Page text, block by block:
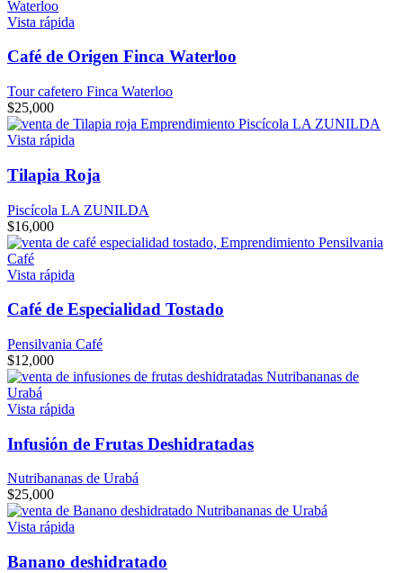
Vista rápida
Café de Origen Finca Waterloo
Tour cafetero Finca Waterloo
$25,000
Vista rápida
Tilapia Roja
Piscícola LA ZUNILDA
$16,000
Vista rápida
Café de Especialidad Tostado
Pensilvania Café
$12,000
Vista rápida
Infusión de Frutas Deshidratadas
Nutribananas de Urabá
$25,000
Vista rápida
Banano deshidratado